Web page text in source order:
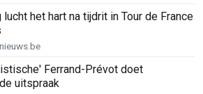
het hart na tijdrit in Tour de France
Ferrand-Prévot doet
uitspraak